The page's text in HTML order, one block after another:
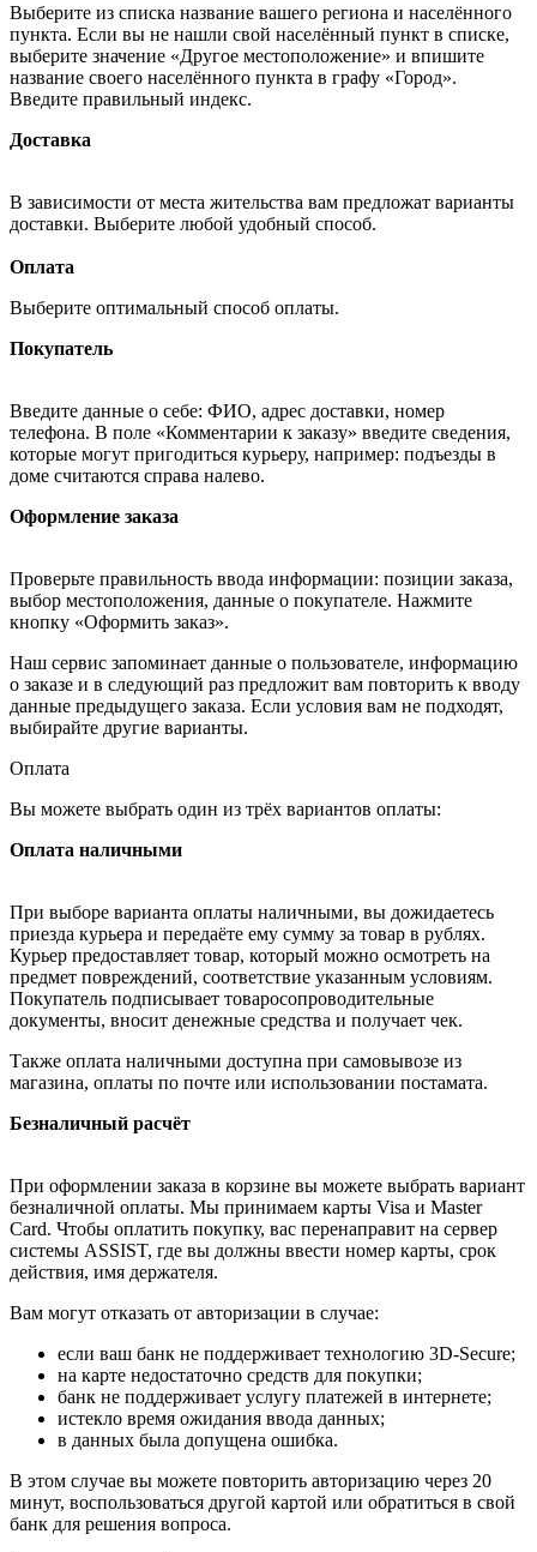
Выберите из списка название вашего региона и населённого
пункта. Если вы не нашли свой населённый пункт в списке,
выберите значение «Другое местоположение» и впишите
название своего населённого пункта в графу «Город».
Введите правильный индекс.
Доставка
В зависимости от места жительства вам предложат варианты
доставки. Выберите любой удобный способ.
Оплата
Выберите оптимальный способ оплаты.
Покупатель
Введите данные о себе: ФИО, адрес доставки, номер
телефона. В поле «Комментарии к заказу» введите сведения,
которые могут пригодиться курьеру, например: подъезды в
доме считаются справа налево.
Оформление заказа
Проверьте правильность ввода информации: позиции заказа,
выбор местоположения, данные о покупателе. Нажмите
кнопку «Оформить заказ».
Наш сервис запоминает данные о пользователе, информацию
о заказе и в следующий раз предложит вам повторить к вводу
данные предыдущего заказа. Если условия вам не подходят,
выбирайте другие варианты.
Оплата
Вы можете выбрать один из трёх вариантов оплаты:
Оплата наличными
При выборе варианта оплаты наличными, вы дожидаетесь
приезда курьера и передаёте ему сумму за товар в рублях.
Курьер предоставляет товар, который можно осмотреть на
предмет повреждений, соответствие указанным условиям.
Покупатель подписывает товаросопроводительные
документы, вносит денежные средства и получает чек.
Также оплата наличными доступна при самовывозе из
магазина, оплаты по почте или использовании постамата.
Безналичный расчёт
При оформлении заказа в корзине вы можете выбрать вариант
безналичной оплаты. Мы принимаем карты Visa и Master
Card. Чтобы оплатить покупку, вас перенаправит на сервер
системы ASSIST, где вы должны ввести номер карты, срок
действия, имя держателя.
Вам могут отказать от авторизации в случае:
если ваш банк не поддерживает технологию 3D-Secure;
на карте недостаточно средств для покупки;
банк не поддерживает услугу платежей в интернете;
истекло время ожидания ввода данных;
в данных была допущена ошибка.
В этом случае вы можете повторить авторизацию через 20
минут, воспользоваться другой картой или обратиться в свой
банк для решения вопроса.